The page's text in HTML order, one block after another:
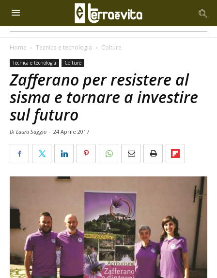
Home Tecnica e tecnologia Colture
Tecnica e tecnologia Colture
Zafferano per resistere al
sisma e tornare a investire
sul futuro
Di Laura Saggio - 24 Aprile 2017